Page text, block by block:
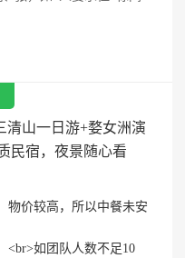
山一日游+婺女洲演
民宿，夜景随心看
物价较高，所以中餐未安
<br>如团队人数不足10